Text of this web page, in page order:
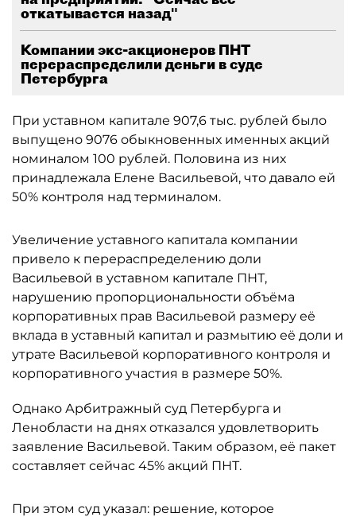
откатывается назад"
Компании экс-акционеров ПНТ
перераспределили деньги в суде
Петербурга
При уставном капитале 907,6 тыс. рублей было
выпущено 9076 обыкновенных именных акций
номиналом 100 рублей. Половина из них
принадлежала Елене Васильевой, что давало ей
50% контроля над терминалом.
Увеличение уставного капитала компании
привело к перераспределению доли
Васильевой в уставном капитале ПНТ,
нарушению пропорциональности объёма
корпоративных прав Васильевой размеру её
вклада в уставный капитал и размытию её доли и
утрате Васильевой корпоративного контроля и
корпоративного участия в размере 50%.
Однако Арбитражный суд Петербурга и
Ленобласти на днях отказался удовлетворить
заявление Васильевой. Таким образом, её пакет
составляет сейчас 45% акций ПНТ.
При этом суд указал: решение, которое